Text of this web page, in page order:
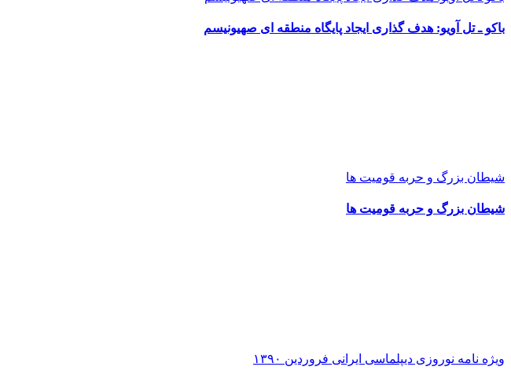
باکو ـ تل آویو: هدف گذاری ایجاد پایگاه منطقه ای صهیونیسم
شیطان بزرگ و حربه قومیت ها
شیطان بزرگ و حربه قومیت ها
ویژه نامه نوروزی دیپلماسی ایرانی فروردین ۱۳۹۰